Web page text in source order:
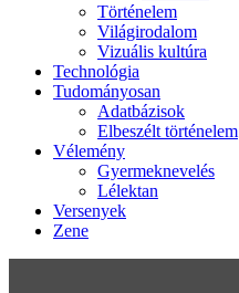
Történelem
Világirodalom
Vizuális kultúra
Technológia
Tudományosan
Adatbázisok
Elbeszélt történelem
Vélemény
Gyermeknevelés
Lélektan
Versenyek
Zene